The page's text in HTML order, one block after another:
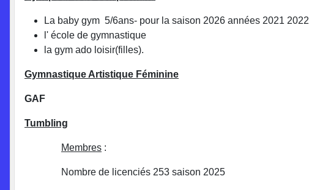
La baby gym 5/6ans- pour la saison 2026 années 2021 2022
l' école de gymnastique
la gym ado loisir(filles).
Gymnastique Artistique Féminine
GAF
Tumbling
Membres :
Nombre de licenciés 253 saison 2025